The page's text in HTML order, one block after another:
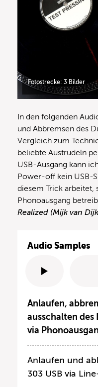
Fotostrecke: 3 Bilder
In den folgenden
und Abbremsen des
Vergleich zum
beliebte Austrudeln
USB-Ausgang kann
Power-off kein USB-
diesem Trick arbeitet,
Phonoausgang
Realized (Mijk van
Audio Samples
Anlaufen,
ausschalten des
via
Anlaufen und
303 USB via